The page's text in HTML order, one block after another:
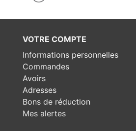
VOTRE COMPTE
Informations personnelles
Commandes
Avoirs
Adresses
Bons de réduction
Mes alertes